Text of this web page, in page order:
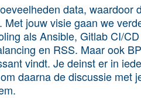
data, waardoor
jouw visie gaan we
als Ansible, Gitlab CI/
en RSS. Maar ook
vindt. Je deinst er in
daarna de discussie met